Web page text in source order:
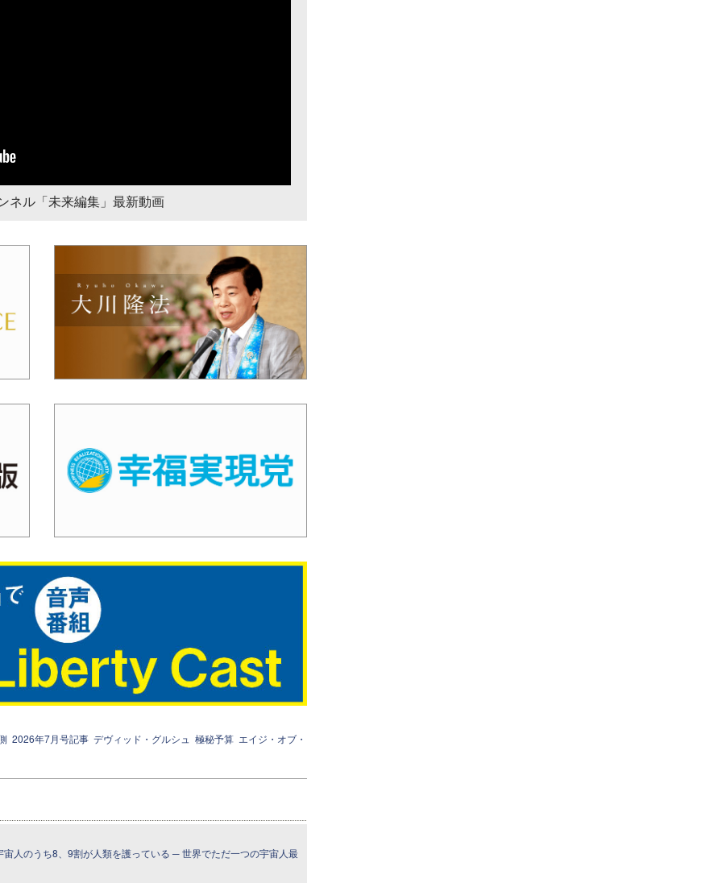
ネル「未来編集」最新動画
2026年7月号記事 デヴィッド・グルシュ 極秘予算 エイジ・オブ・
人のうち8、9割が人類を護っている ─ 世界でただ一つの宇宙人最